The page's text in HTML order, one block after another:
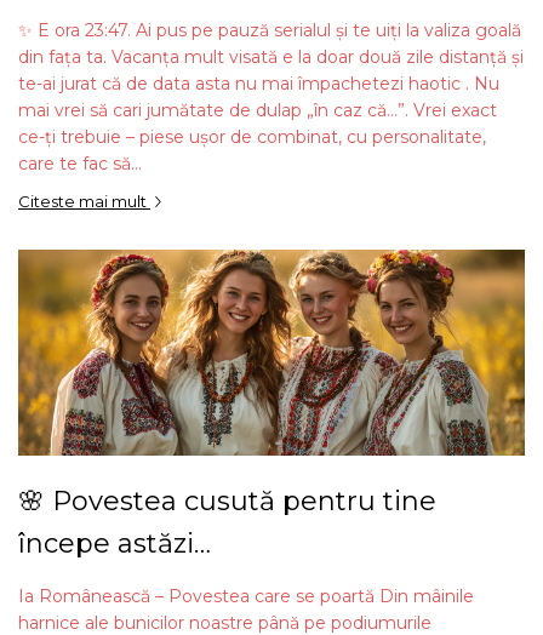
✨ E ora 23:47. Ai pus pe pauză serialul și te uiți la valiza goală
din fața ta. Vacanța mult visată e la doar două zile distanță și
te-ai jurat că de data asta nu mai împachetezi haotic . Nu
mai vrei să cari jumătate de dulap „în caz că...”. Vrei exact
ce-ți trebuie – piese ușor de combinat, cu personalitate,
care te fac să...
Citeste mai mult
🌸 Povestea cusută pentru tine
începe astăzi…
Ia Românească – Povestea care se poartă Din mâinile
harnice ale bunicilor noastre până pe podiumurile